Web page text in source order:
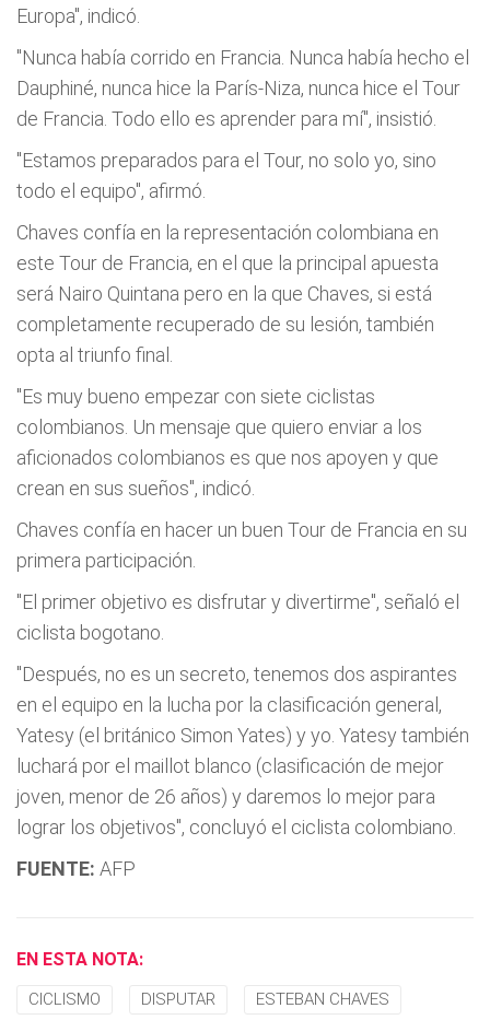
Europa", indicó.
"Nunca había corrido en Francia. Nunca había hecho el
Dauphiné, nunca hice la París-Niza, nunca hice el Tour
de Francia. Todo ello es aprender para mí", insistió.
"Estamos preparados para el Tour, no solo yo, sino
todo el equipo", afirmó.
Chaves confía en la representación colombiana en
este Tour de Francia, en el que la principal apuesta
será Nairo Quintana pero en la que Chaves, si está
completamente recuperado de su lesión, también
opta al triunfo final.
"Es muy bueno empezar con siete ciclistas
colombianos. Un mensaje que quiero enviar a los
aficionados colombianos es que nos apoyen y que
crean en sus sueños", indicó.
Chaves confía en hacer un buen Tour de Francia en su
primera participación.
"El primer objetivo es disfrutar y divertirme", señaló el
ciclista bogotano.
"Después, no es un secreto, tenemos dos aspirantes
en el equipo en la lucha por la clasificación general,
Yatesy (el británico Simon Yates) y yo. Yatesy también
luchará por el maillot blanco (clasificación de mejor
joven, menor de 26 años) y daremos lo mejor para
lograr los objetivos", concluyó el ciclista colombiano.
FUENTE: AFP
EN ESTA NOTA:
CICLISMO DISPUTAR ESTEBAN CHAVES